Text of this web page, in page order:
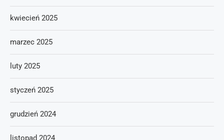
kwiecień 2025
marzec 2025
luty 2025
styczeń 2025
grudzień 2024
listopad 2024